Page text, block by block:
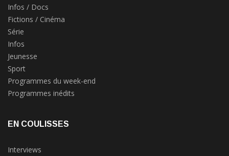
Infos / Docs
Fictions / Cinéma
Série
Infos
Jeunesse
Sport
Programmes du week-end
Programmes inédits
EN COULISSES
Interviews